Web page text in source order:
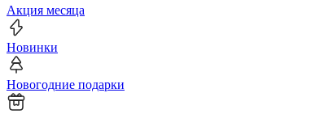
Акция месяца
Новинки
Новогодние подарки